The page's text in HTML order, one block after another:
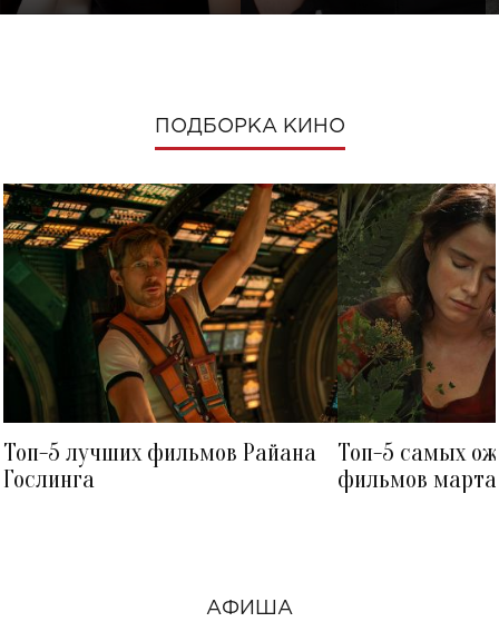
ПОДБОРКА КИНО
Топ-5 лучших фильмов Райана
Гослинга
Топ-5 самых
фильмов
АФИША